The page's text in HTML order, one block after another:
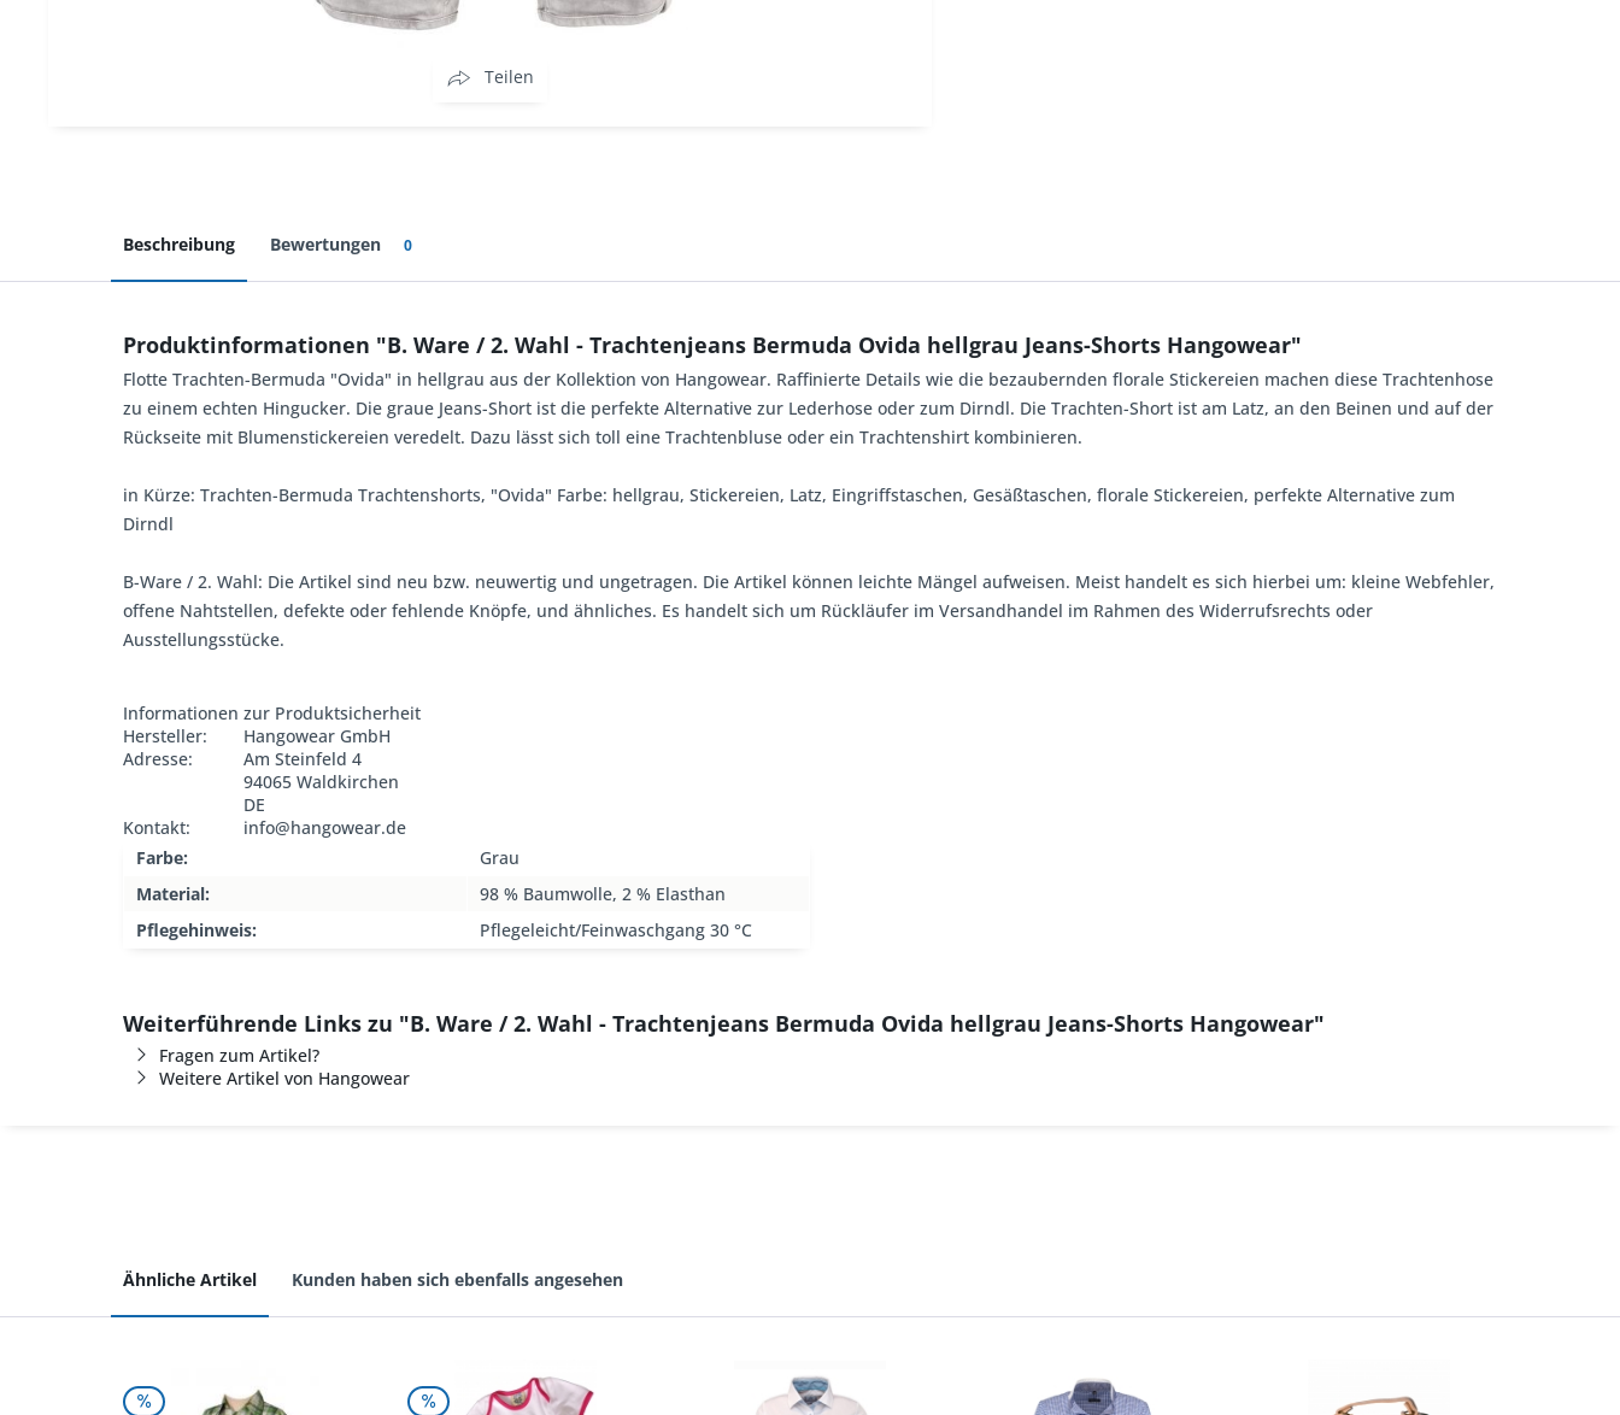
Teilen
Beschreibung Bewertungen 0
Produktinformationen "B. Ware / 2. Wahl - Trachtenjeans Bermuda Ovida hellgrau Jeans-Shorts Hangowear"
Flotte Trachten-Bermuda "Ovida" in hellgrau aus der Kollektion von Hangowear. Raffinierte Details wie die bezaubernden florale Stickereien machen diese Trachtenhose
zu einem echten Hingucker. Die graue Jeans-Short ist die perfekte Alternative zur Lederhose oder zum Dirndl. Die Trachten-Short ist am Latz, an den Beinen und auf der
Rückseite mit Blumenstickereien veredelt. Dazu lässt sich toll eine Trachtenbluse oder ein Trachtenshirt kombinieren.
in Kürze: Trachten-Bermuda Trachtenshorts, "Ovida" Farbe: hellgrau, Stickereien, Latz, Eingriffstaschen, Gesäßtaschen, florale Stickereien, perfekte Alternative zum
Dirndl
B-Ware / 2. Wahl: Die Artikel sind neu bzw. neuwertig und ungetragen. Die Artikel können leichte Mängel aufweisen. Meist handelt es sich hierbei um: kleine Webfehler,
offene Nahtstellen, defekte oder fehlende Knöpfe, und ähnliches. Es handelt sich um Rückläufer im Versandhandel im Rahmen des Widerrufsrechts oder
Ausstellungsstücke.
Informationen zur Produktsicherheit
Hersteller:
Hangowear GmbH
Adresse:
Am Steinfeld 4
94065 Waldkirchen
DE
Kontakt:
info@hangowear.de
Farbe:
Grau
Material:
98 % Baumwolle, 2 % Elasthan
Pflegehinweis:
Pflegeleicht/Feinwaschgang 30 °C
Weiterführende Links zu "B. Ware / 2. Wahl - Trachtenjeans Bermuda Ovida hellgrau Jeans-Shorts Hangowear"
Fragen zum Artikel?
Weitere Artikel von Hangowear
Ähnliche Artikel Kunden haben sich ebenfalls angesehen